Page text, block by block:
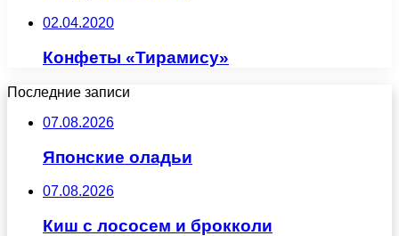
02.04.2020
Конфеты «Тирамису»
Последние записи
07.08.2026
Японские оладьи
07.08.2026
Киш с лососем и брокколи